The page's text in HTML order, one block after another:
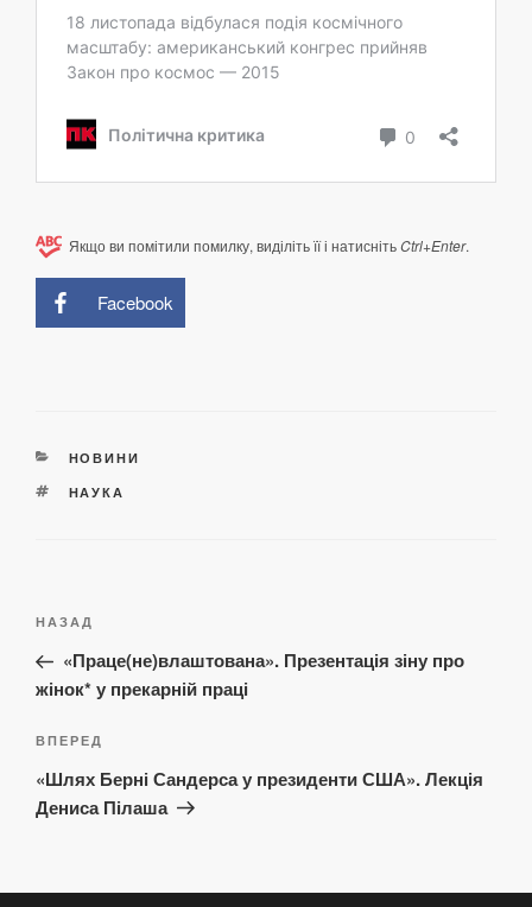
Якщо ви помітили помилку, виділіть її і натиснітьCtrl+Enter.
Facebook
КАТЕГОРІЇ
НОВИНИ
ПОЗНАЧКИ
НАУКА
записів
Попередній
запис:
НАЗАД
«Праце(не)влаштована». Презентація зіну про
жінок* у прекарній праці
Наступний
запис
ВПЕРЕД
«Шлях Берні Сандерса у президенти США». Лекція
Дениса Пілаша